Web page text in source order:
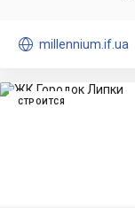
 millennium.if.ua
СТРОИТСЯ